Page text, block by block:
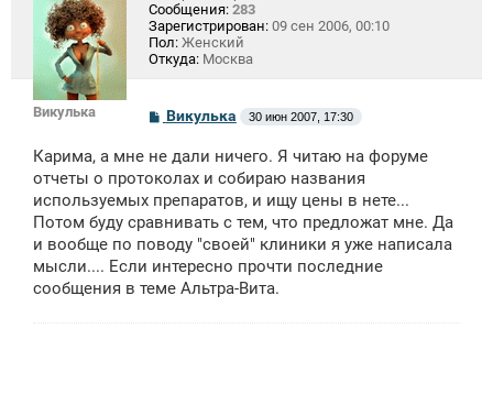
Викулька
Сообщения: 283
Зарегистрирован: 09 сен 2006, 00:10
Пол: Женский
Откуда: Москва
С
о
б
щ
н
и
Викулька 30 июн 2007, 17:30
Карима, а мне не дали ничего. Я читаю на форуме
отчеты о протоколах и собираю названия
используемых препаратов, и ищу цены в нете...
Потом буду сравнивать с тем, что предложат мне. Да
и вообще по поводу "своей" клиники я уже написала
мысли.... Если интересно прочти последние
сообщения в теме Альтра-Вита.